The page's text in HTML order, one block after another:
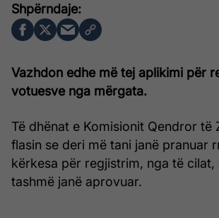
Vazhdon edhe më tej aplikimi për
votuesve nga mërgata.
Të dhënat e Komisionit Qendror të
flasin se deri më tani janë pranuar
kërkesa për regjistrim, nga të cilat,
tashmë janë aprovuar.